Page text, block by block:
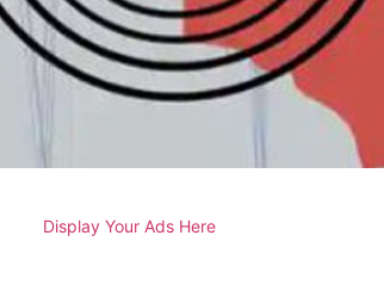
Display Your Ads Here